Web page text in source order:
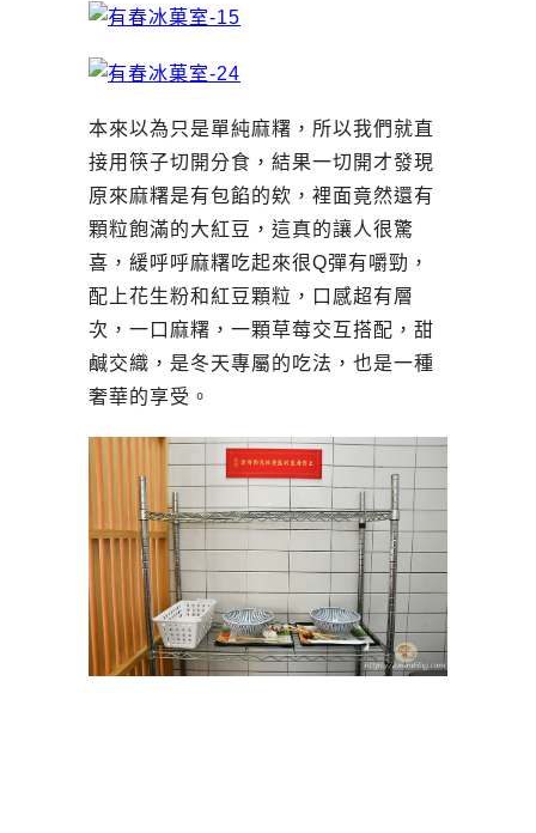
本來以為只是單純麻糬，所以我們就直
接用筷子切開分食，結果一切開才發現
原來麻糬是有包餡的欸，裡面竟然還有
顆粒飽滿的大紅豆，這真的讓人很驚
喜，緩呼呼麻糬吃起來很Q彈有嚼勁，
配上花生粉和紅豆顆粒，口感超有層
次，一口麻糬，一顆草莓交互搭配，甜
鹹交織，是冬天專屬的吃法，也是一種
奢華的享受。